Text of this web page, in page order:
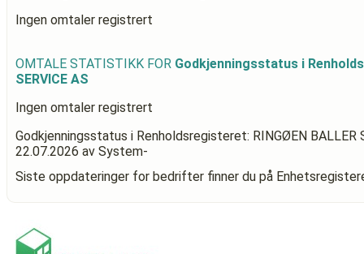
Ingen omtaler registrert
OMTALE STATISTIKK FOR Godkjenningsstatus i
SERVICE AS
Ingen omtaler registrert
Godkjenningsstatus i Renholdsregisteret: RINGØEN BALLER
22.07.2026 av System-
Siste oppdateringer for bedrifter finner du på